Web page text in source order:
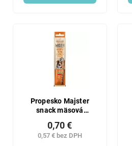
Propesko Majster
snack mäsová
0,57 € bez DPH
0,70 €